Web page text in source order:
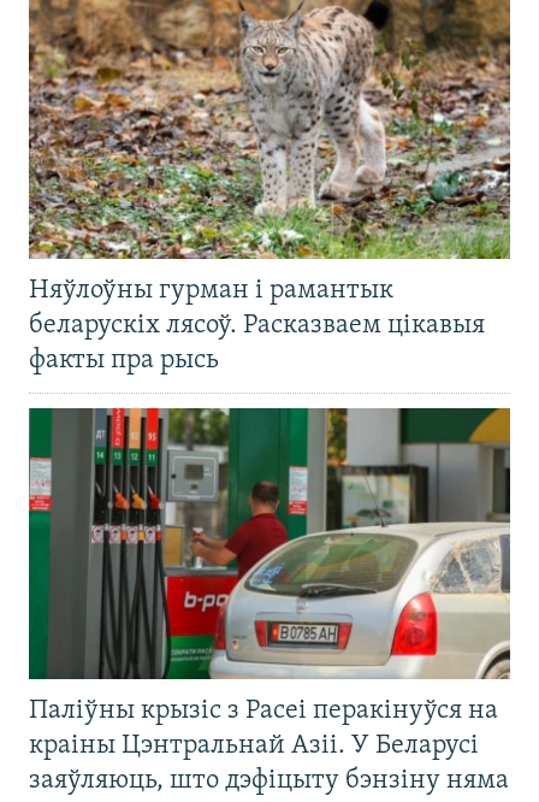
Няўлоўны гурман і рамантык
беларускіх лясоў. Расказваем цікавыя
факты пра рысь
Паліўны крызіс з Расеі перакінуўся на
краіны Цэнтральнай Азіі. У Беларусі
заяўляюць, што дэфіцыту бэнзіну няма